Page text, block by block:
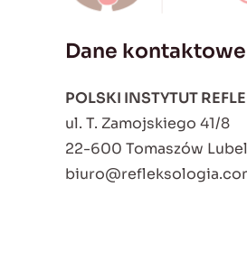
Dane kontaktowe
POLSKI INSTYTUT
ul. T. Zamojskiego 41/8
22-600 Tomaszów